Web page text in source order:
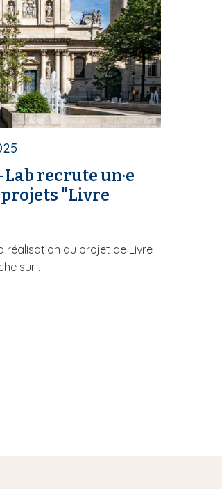
recrute un·e
projets "Livre
réalisation du projet de Livre
sur...